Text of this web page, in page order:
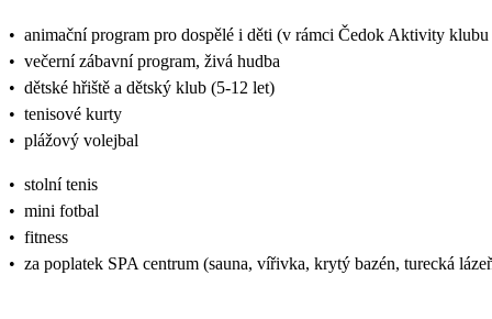
• animační program pro dospělé i děti (v rámci Čedok Aktivity
• večerní zábavní program, živá hudba
• dětské hřiště a dětský klub (5-12 let)
• tenisové kurty
• plážový volejbal
• stolní tenis
• mini fotbal
• fitness
• za poplatek SPA centrum (sauna, vířivka, krytý bazén, turecká